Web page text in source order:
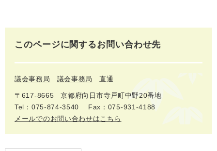
このページに関するお問い合わせ先
議会事務局 議会事務局 直通
〒617‐8665
京都府向日市寺戸町中野20番地
Tel：075-874-3540
Fax：075-931-4188
メールでのお問い合わせはこちら